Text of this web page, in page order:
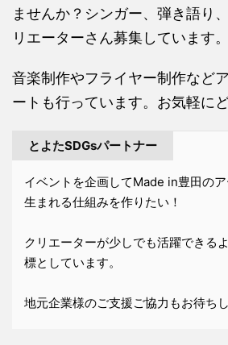
ませんか？シンガー、弾き語り
リエーターさん募集しています。
音楽制作やフライヤー制作など
ートも行っています。お気軽に
とよたSDGsパートナー
イベントを企画してMade in豊田の
生まれる仕組みを作りたい！
クリエーターが少しでも活躍できる
標としています。
地元企業様のご支援ご協力もお待ち